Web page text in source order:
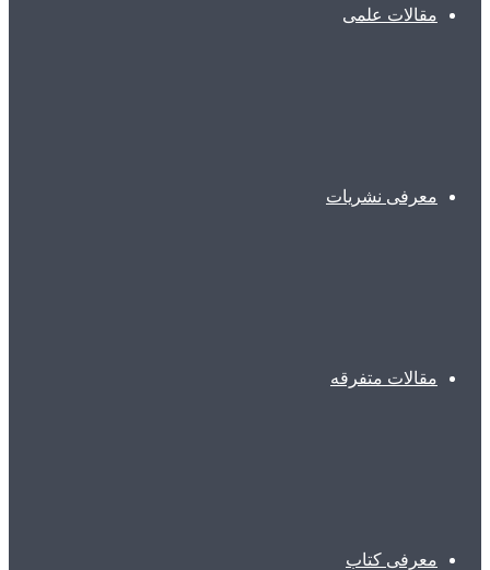
مقالات علمی
معرفی نشریات
مقالات متفرقه
معرفی کتاب